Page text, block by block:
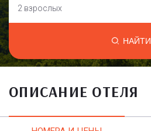
2 взрослых
НАЙТИ
ОПИСАНИЕ ОТЕЛЯ